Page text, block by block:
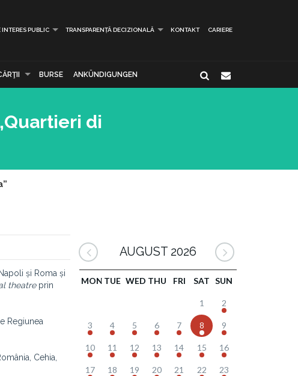
PUBLIC TRANSPARENȚĂ DECIZIONALĂ KONTAKT CARIERE
BURSE ANKÜNDIGUNGEN
di
și Roma și
theatreprin
Regiunea
Cehia,
AUGUST 2026
MON TUE WED THU FRI SAT SUN
1 2
3 4 5 6 7 8 9
10 11 12 13 14 15 16
17 18 19 20 21 22 23